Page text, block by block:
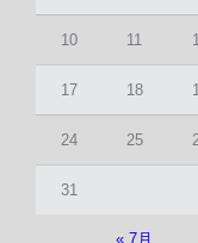
10 11
17 18
24 25
31
« 7月